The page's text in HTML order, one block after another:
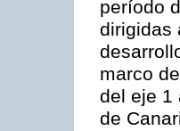
período
dirigidas
marco
del eje 1
de